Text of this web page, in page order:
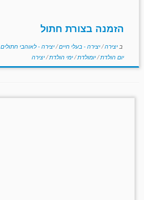
הזמנה בצורת חתול
ב יצירה/יצירה - בעלי חיים/יצירה - לאוהבי חתולים
יום הולדת/יומולדת/ימי הולדת/יצירה